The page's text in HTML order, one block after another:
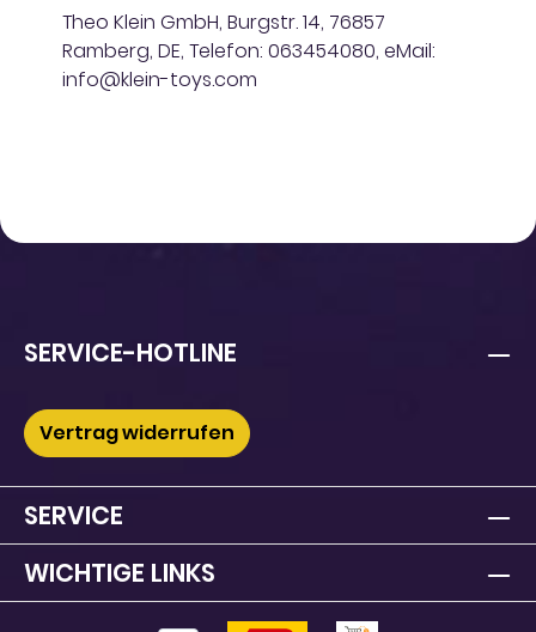
Theo Klein GmbH, Burgstr. 14, 76857
Ramberg, DE, Telefon: 063454080, eMail:
info@klein-toys.com
SERVICE-HOTLINE
Vertrag widerrufen
SERVICE
WICHTIGE LINKS